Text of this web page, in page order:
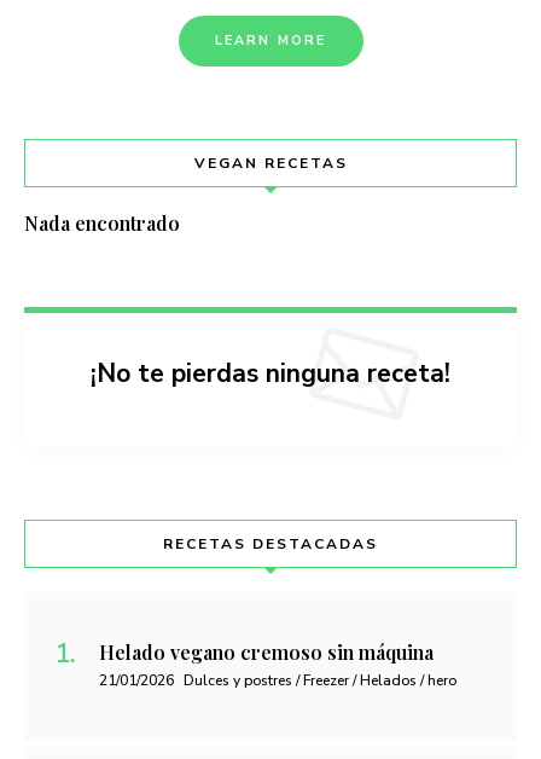
LEARN MORE
VEGAN RECETAS
Nada encontrado
¡No te pierdas ninguna receta!
RECETAS DESTACADAS
Helado vegano cremoso sin máquina
21/01/2026 Dulces y postres / Freezer / Helados / hero